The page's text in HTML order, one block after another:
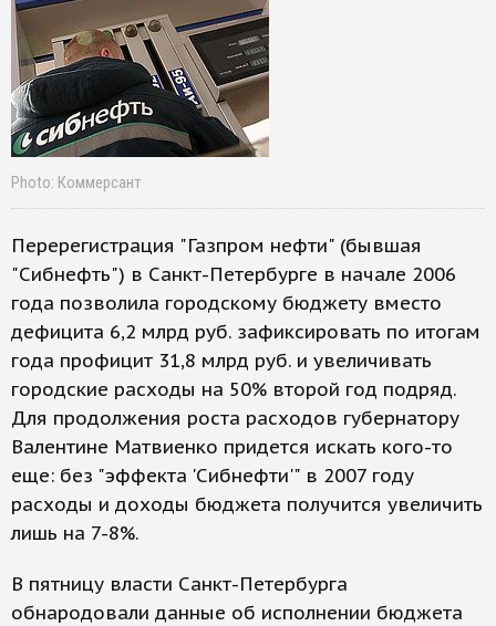
Photo: Коммерсант
Перерегистрация "Газпром нефти" (бывшая
"Сибнефть") в Санкт-Петербурге в начале 2006
года позволила городскому бюджету вместо
дефицита 6,2 млрд руб. зафиксировать по итогам
года профицит 31,8 млрд руб. и увеличивать
городские расходы на 50% второй год подряд.
Для продолжения роста расходов губернатору
Валентине Матвиенко придется искать кого-то
еще: без "эффекта 'Сибнефти'" в 2007 году
расходы и доходы бюджета получится увеличить
лишь на 7-8%.
В пятницу власти Санкт-Петербурга
обнародовали данные об исполнении бюджета